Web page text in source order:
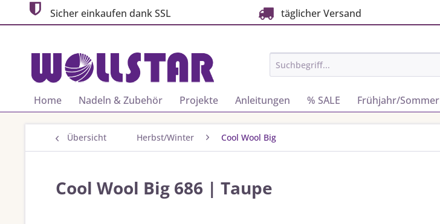
Sicher einkaufen dank SSL täglicher Versand
Home Nadeln & Zubehör Projekte Anleitungen % SALE Frühjahr/Sommer
Übersicht Herbst/Winter Cool Wool Big
Cool Wool Big 686 | Taupe